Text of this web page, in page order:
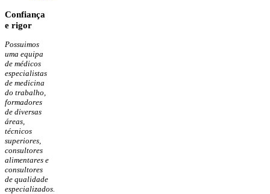
Confiança
e rigor
Possuimos
uma equipa
de médicos
especialistas
de medicina
do trabalho,
formadores
de diversas
áreas,
técnicos
superiores,
consultores
alimentares e
consultores
de qualidade
especializados.